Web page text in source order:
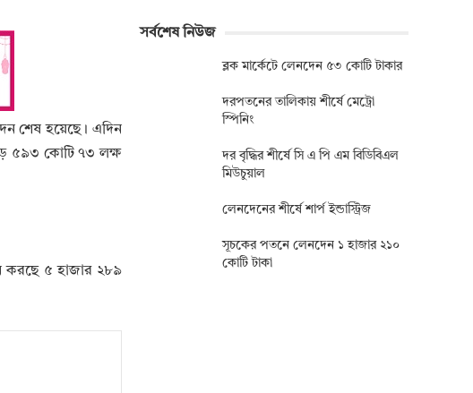
শেষ হয়েছে। এদিন
৫৯৩ কোটি ৭৩ লক্ষ
করছে ৫ হাজার ২৮৯
সর্বশেষ নিউজ
ব্লক মার্কেটে লেনদেন ৫৩ কোটি টাকার
দরপতনের তালিকায় শীর্ষে মেট্রো
স্পিনিং
দর বৃদ্ধির শীর্ষে সি এ পি এম বিডিবিএল
মিউচুয়াল
লেনদেনের শীর্ষে শার্প ইন্ডাস্ট্রিজ
সূচকের পতনে লেনদেন ১ হাজার ২১০
কোটি টাকা